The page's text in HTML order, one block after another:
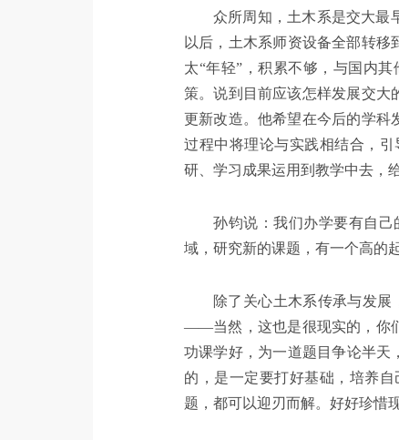
众所周知，土木系是交大最
以后，土木系师资设备全部转移
太“年轻”，积累不够，与国内
策。说到目前应该怎样发展交大
更新改造。他希望在今后的学科
过程中将理论与实践相结合，
研、学习成果运用到教学中去，
孙钧说：我们办学要有自
域，研究新的课题，有一个高的
除了关心土木系传承与发
——当然，这也是很现实的，你
功课学好，为一道题目争论半天
的，是一定要打好基础，培养
题，都可以迎刃而解。好好珍惜